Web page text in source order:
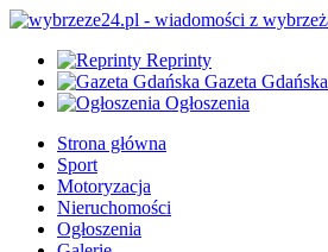
Reprinty
Gazeta Gdańska
Ogłoszenia
Strona główna
Sport
Motoryzacja
Nieruchomości
Ogłoszenia